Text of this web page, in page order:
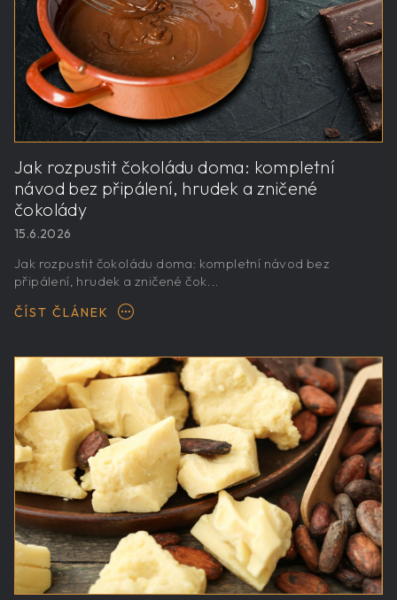
Jak rozpustit čokoládu doma: kompletní
návod bez připálení, hrudek a zničené
čokolády
15.6.2026
Jak rozpustit čokoládu doma: kompletní návod bez
připálení, hrudek a zničené čok...
ČÍST ČLÁNEK